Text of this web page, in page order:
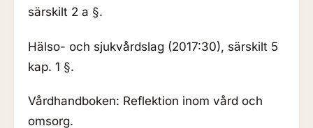
särskilt 2 a §.
Hälso- och sjukvårdslag (2017:30), särskilt 5
kap. 1 §.
Vårdhandboken: Reflektion inom vård och
omsorg.